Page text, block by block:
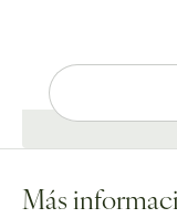
Más